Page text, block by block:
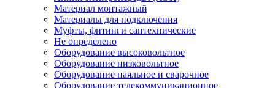
Материал монтажный
Материалы для подключения
Муфты, фитинги сантехнические
Не определено
Оборудование высоковольтное
Оборудование низковольтное
Оборудование паяльное и сварочное
Оборудование телекоммуникационное